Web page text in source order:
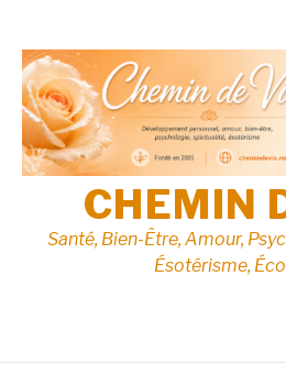
contenu
CHEMIN
Santé, Bien-Être, Amour,
Ésotérisme,